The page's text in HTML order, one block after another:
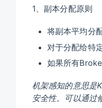
1、副本分配原则
将副本平均分
对于分配给特
如果所有
机架感知的意思
安全性。可以通